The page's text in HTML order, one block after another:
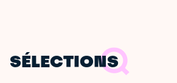
SÉLECTIONS